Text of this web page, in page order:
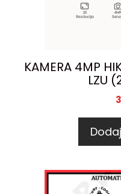
KAMERA 4MP
LZU